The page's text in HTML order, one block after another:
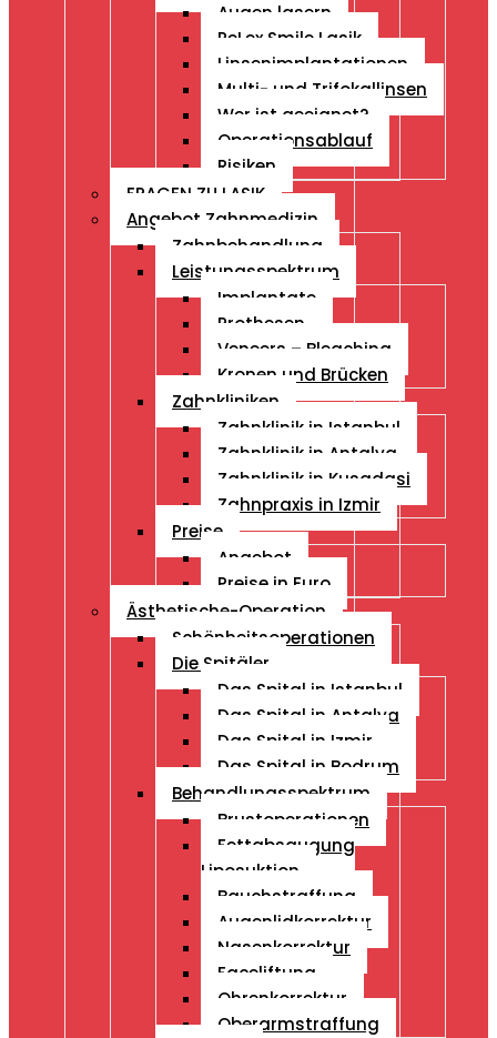
Augen lasern
ReLex Smile Lasik
Linsenimplantationen
Multi- und Trifokallinsen
Wer ist geeignet?
Operationsablauf
Risiken
FRAGEN ZU LASIK
Angebot Zahnmedizin
Zahnbehandlung
Leistungsspektrum
Implantate
Prothesen
Veneers – Bleaching
Kronen und Brücken
Zahnkliniken
Zahnklinik in Istanbul
Zahnklinik in Antalya
Zahnklinik in Kusadasi
Zahnpraxis in Izmir
Preise
Angebot
Preise in Euro
Ästhetische-Operation
Schönheitsoperationen
Die Spitäler
Das Spital in Istanbul
Das Spital in Antalya
Das Spital in Izmir
Das Spital in Bodrum
Behandlungsspektrum
Brustoperationen
Fettabsaugung
Liposuktion
Bauchstraffung
Augenlidkorrektur
Nasenkorrektur
Faceliftung
Ohrenkorrektur
Oberarmstraffung